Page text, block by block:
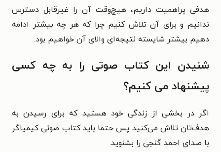
هدفی پراهمیت داریم، هیچ‌وقت آن را غیرقابل‌ دسترس
ندانیم و برای آن تلاش کنیم چرا که هر چه بیشتر ادامه
دهیم بیشتر شایسته نتیجه‌ای والای آن خواهیم بود.
شنیدن این کتاب صوتی را به چه کسی
پیشنهاد می کنیم؟
اگر در بخشی از زندگی خود هستید که برای رسیدن به
هدف‌تان تلاش می‌کنید پس حتما باید کتاب صوتی کیمیاگر
با صدای احمد گنجی را بشنوید.